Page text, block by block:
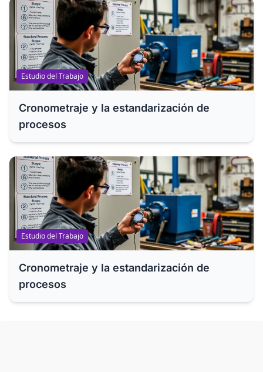
Estudio del Trabajo
Cronometraje y la estandarización de
procesos
Estudio del Trabajo
Cronometraje y la estandarización de
procesos